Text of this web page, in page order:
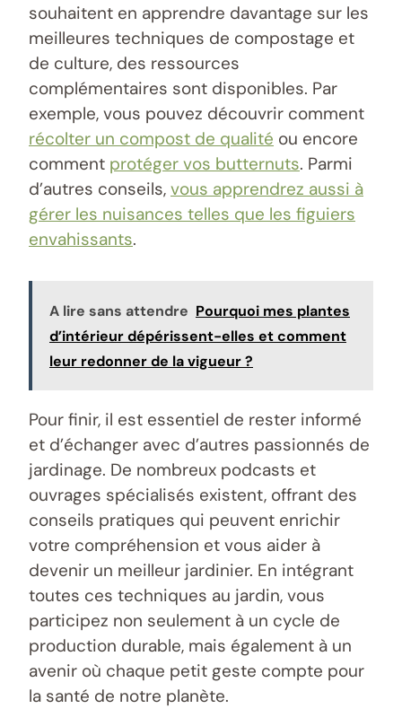
souhaitent en apprendre davantage sur les
meilleures techniques de compostage et
de culture, des ressources
complémentaires sont disponibles. Par
exemple, vous pouvez découvrir comment
récolter un compost de qualité ou encore
comment protéger vos butternuts. Parmi
d’autres conseils, vous apprendrez aussi à
gérer les nuisances telles que les figuiers
envahissants.
A lire sans attendre Pourquoi mes plantes
d’intérieur dépérissent-elles et comment
leur redonner de la vigueur ?
Pour finir, il est essentiel de rester informé
et d’échanger avec d’autres passionnés de
jardinage. De nombreux podcasts et
ouvrages spécialisés existent, offrant des
conseils pratiques qui peuvent enrichir
votre compréhension et vous aider à
devenir un meilleur jardinier. En intégrant
toutes ces techniques au jardin, vous
participez non seulement à un cycle de
production durable, mais également à un
avenir où chaque petit geste compte pour
la santé de notre planète.